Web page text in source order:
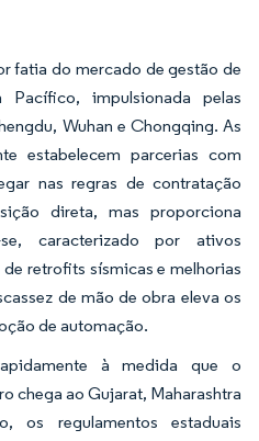
fatia do mercado de gestão de
impulsionada pelas
Wuhan e Chongqing. As
estabelecem parcerias com
nas regras de contratação
direta, mas proporciona
caracterizado por ativos
retrofits sísmicas e melhorias
de mão de obra eleva os
de automação.
à medida que o
chega ao Gujarat, Maharashtra
os regulamentos estaduais